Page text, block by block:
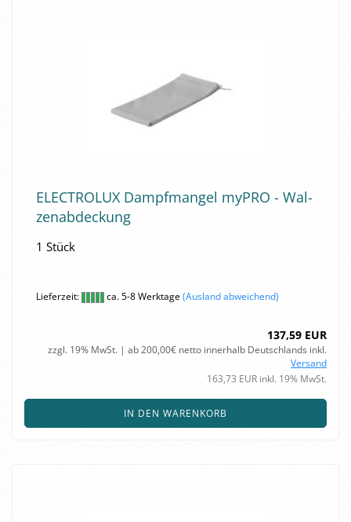
ELEC­TRO­LUX Dampf­man­gel myPRO - Wal­
zen­ab­de­ckung
1 Stück
Lieferzeit: ca. 5-8 Werktage(Ausland abweichend)
137,59 EUR
zzgl. 19% MwSt. | ab 200,00€ netto innerhalb Deutschlands inkl.
Versand
163,73 EUR inkl. 19% MwSt.
IN DEN WARENKORB